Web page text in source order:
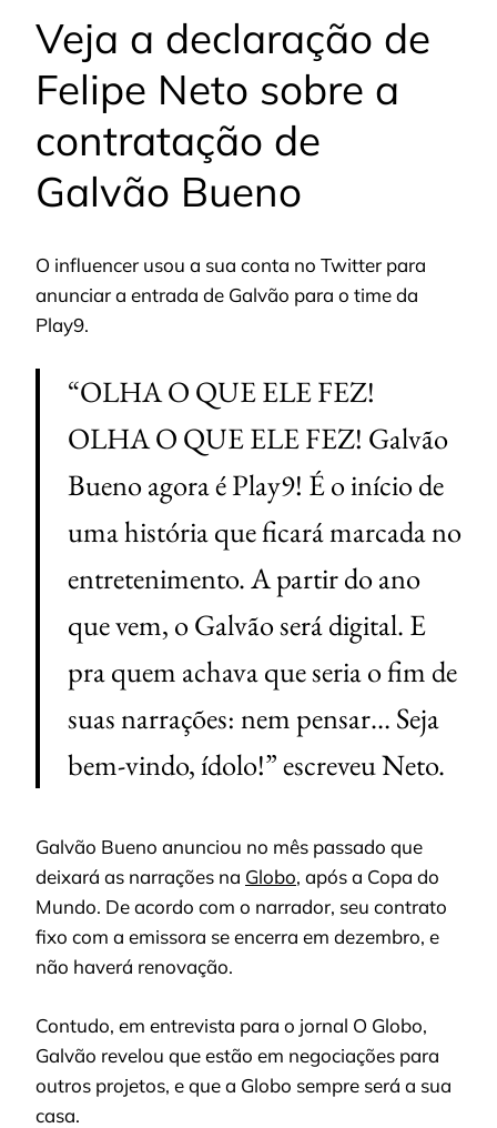
Veja a declaração de
Felipe Neto sobre a
contratação de
Galvão Bueno
O influencer usou a sua conta no Twitter para
anunciar a entrada de Galvão para o time da
Play9.
“OLHA O QUE ELE FEZ!
OLHA O QUE ELE FEZ! Galvão
Bueno agora é Play9! É o início de
uma história que ficará marcada no
entretenimento. A partir do ano
que vem, o Galvão será digital. E
pra quem achava que seria o fim de
suas narrações: nem pensar… Seja
bem-vindo, ídolo!” escreveu Neto.
Galvão Bueno anunciou no mês passado que
deixará as narrações na Globo, após a Copa do
Mundo. De acordo com o narrador, seu contrato
fixo com a emissora se encerra em dezembro, e
não haverá renovação.
Contudo, em entrevista para o jornal O Globo,
Galvão revelou que estão em negociações para
outros projetos, e que a Globo sempre será a sua
casa.